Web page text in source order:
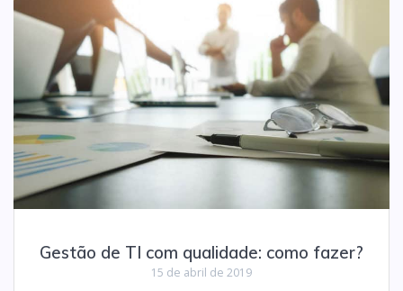
Gestão de TI com qualidade: como fazer?
15 de abril de 2019